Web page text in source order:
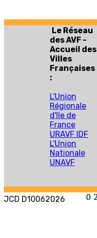
Le Réseau
des AVF -
Accueil des
Villes
Françaises
:
L'Union
Régionale
d'Ile de
France
URAVF IDF
L'Union
Nationale
UNAVF
JCD D10062026